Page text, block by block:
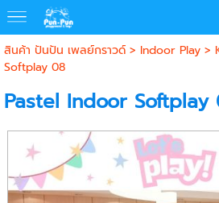
สินค้า ปันปัน เพลย์กราวด์> Indoor Play>
Softplay 08
Pastel Indoor Softplay